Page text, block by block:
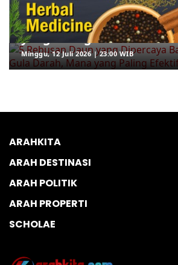
5 Rebusan Daun yang
Bantu Menurunkan Gula
yang Paling Efektif?
Minggu, 12 Juli 2026 | 23:00 WIB
ARAHKITA
ARAH DESTINASI
ARAH POLITIK
ARAH PROPERTI
SCHOLAE